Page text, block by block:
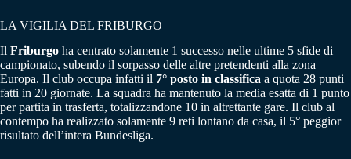
LA VIGILIA DEL FRIBURGO
Il Friburgo ha centrato solamente 1 successo nelle ultime 5 sfide di
campionato, subendo il sorpasso delle altre pretendenti alla zona
Europa. Il club occupa infatti il 7° posto in classifica a quota 28 punti
fatti in 20 giornate. La squadra ha mantenuto la media esatta di 1 punto
per partita in trasferta, totalizzandone 10 in altrettante gare. Il club al
contempo ha realizzato solamente 9 reti lontano da casa, il 5° peggior
risultato dell’intera Bundesliga.